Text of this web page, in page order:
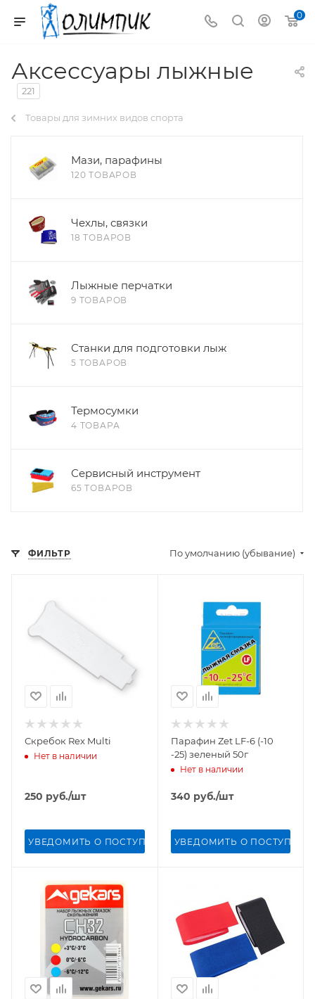
0
Аксессуары лыжные
221
Товары для зимних видов спорта
Мази, парафины
120 ТОВАРОВ
Чехлы, связки
18 ТОВАРОВ
Лыжные перчатки
9 ТОВАРОВ
Станки для подготовки лыж
5 ТОВАРОВ
Термосумки
4 ТОВАРА
Сервисный инструмент
65 ТОВАРОВ
ФИЛЬТР По умолчанию (убывание)
Скребок Rex Multi
Нет в наличии
250 руб./шт
УВЕДОМИТЬ О ПОСТУПЛЕНИИ
Парафин Zet LF-6 (-10
-25) зеленый 50г
Нет в наличии
340 руб./шт
УВЕДОМИТЬ О